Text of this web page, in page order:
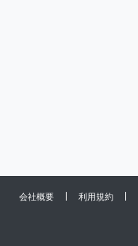
会社概要 利用規約